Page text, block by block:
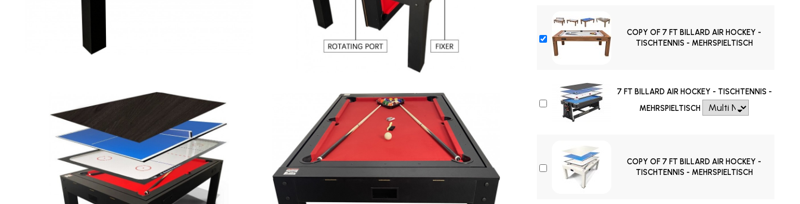
COPY OF 7 FT BILLARD AIR HOCKEY -
TISCHTENNIS - MEHRSPIELTISCH
7 FT BILLARD AIR HOCKEY - TISCHTENNIS -
MEHRSPIELTISCH
COPY OF 7 FT BILLARD AIR HOCKEY -
TISCHTENNIS - MEHRSPIELTISCH